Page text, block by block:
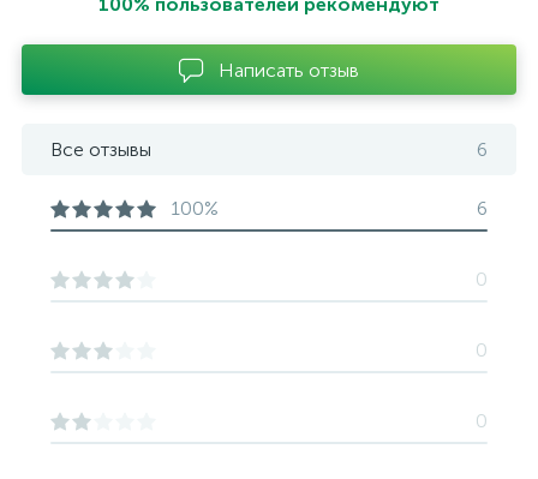
Написать отзыв
Все отзывы 6
100% 6
0
0
0